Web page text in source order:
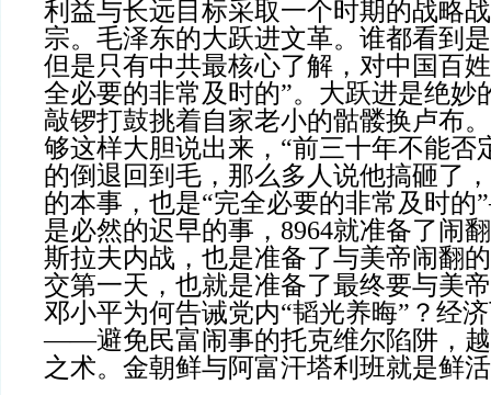
利益与长远目标采取一个时期的战略
宗。毛泽东的大跃进文革。谁都看到
但是只有中共最核心了解，对中国百
全必要的非常及时的”。大跃进是绝
敲锣打鼓挑着自家老小的骷髅换卢布
够这样大胆说出来，“前三十年不能否
的倒退回到毛，那么多人说他搞砸了
的本事，也是“完全必要的非常及时
是必然的迟早的事，8964就准备了闹
斯拉夫内战，也是准备了与美帝闹翻
交第一天，也就是准备了最终要与美
邓小平为何告诫党内“韬光养晦”？经
——避免民富闹事的托克维尔陷阱，
之术。金朝鲜与阿富汗塔利班就是鲜